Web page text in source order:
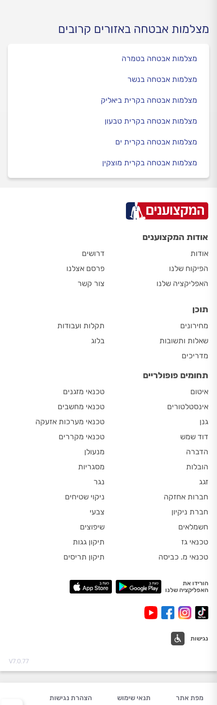
מצלמות אבטחה באזורים קרובים
מצלמות אבטחה בטמרה
מצלמות אבטחה בנשר
מצלמות אבטחה בקרית ביאליק
מצלמות אבטחה בקרית טבעון
מצלמות אבטחה בקרית ים
מצלמות אבטחה בקרית מוצקין
אודות המקצוענים
אודות
הפיקוח שלנו
האפליקציה שלנו
דרושים
פרסם אצלנו
צור קשר
תוכן
מחירונים
שאלות ותשובות
מדריכים
תקלות ועבודות
בלוג
תחומים פופולריים
איטום
אינסטלטורים
גנן
דוד שמש
הדברה
הובלות
זגג
חברות אחזקה
חברת ניקיון
חשמלאים
טכנאי גז
טכנאי מ. כביסה
טכנאי מזגנים
טכנאי מחשבים
טכנאי מערכות אזעקה
טכנאי מקררים
מנעולן
מסגריות
נגר
ניקוי שטיחים
צבעי
שיפוצים
תיקון גגות
תיקון תריסים
הורידו את
האפליקציה שלנו
נגישות
V7.0.77
מפת אתר תנאי שימוש הצהרת נגישות